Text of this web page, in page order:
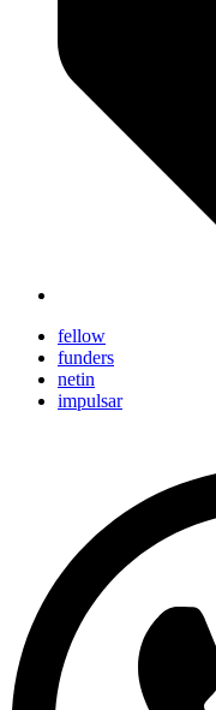
fellow
funders
netin
impulsar